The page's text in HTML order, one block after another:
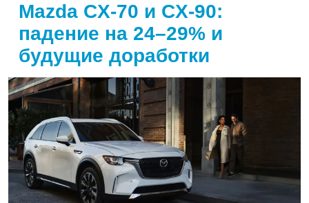
Mazda CX-70 и CX-90:
падение на 24–29% и
будущие доработки